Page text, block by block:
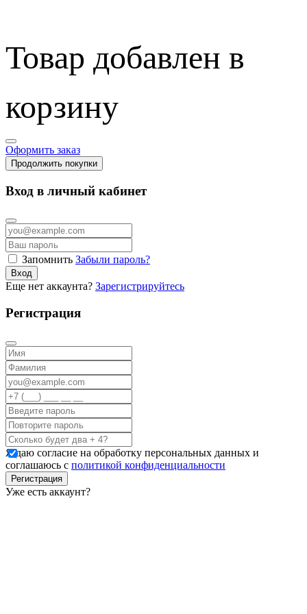
Товар добавлен в
корзину
Оформить заказ
Продолжить покупки
Вход в личный кабинет
Запомнить Забыли пароль?
Вход
Еще нет аккаунта? Зарегистрируйтесь
Регистрация
Я даю согласие на обработку персональных данных и
соглашаюсь с политикой конфиденциальности
Регистрация
Уже есть аккаунт?